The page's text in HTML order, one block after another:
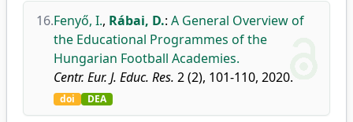
16.Fenyő, I., Rábai, D.: A General Overview of
the Educational Programmes of the
Hungarian Football Academies.
Centr. Eur. J. Educ. Res. 2 (2), 101-110, 2020.
doi DEA